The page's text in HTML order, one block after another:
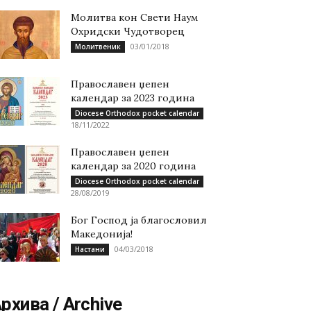
Молитва кон Свети Наум
Охридски Чудотворец
Молитвеник 03/01/2018
Православен џепен
календар за 2023 година
Diocese Orthodox pocket calendar
18/11/2022
Православен џепен
календар за 2020 година
Diocese Orthodox pocket calendar
28/08/2019
Бог Господ ја благословил
Македонија!
Настани 04/03/2018
/ Archive